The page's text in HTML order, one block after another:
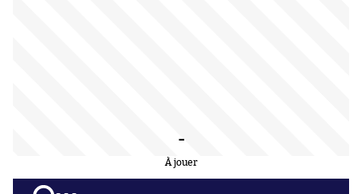
-
À jouer